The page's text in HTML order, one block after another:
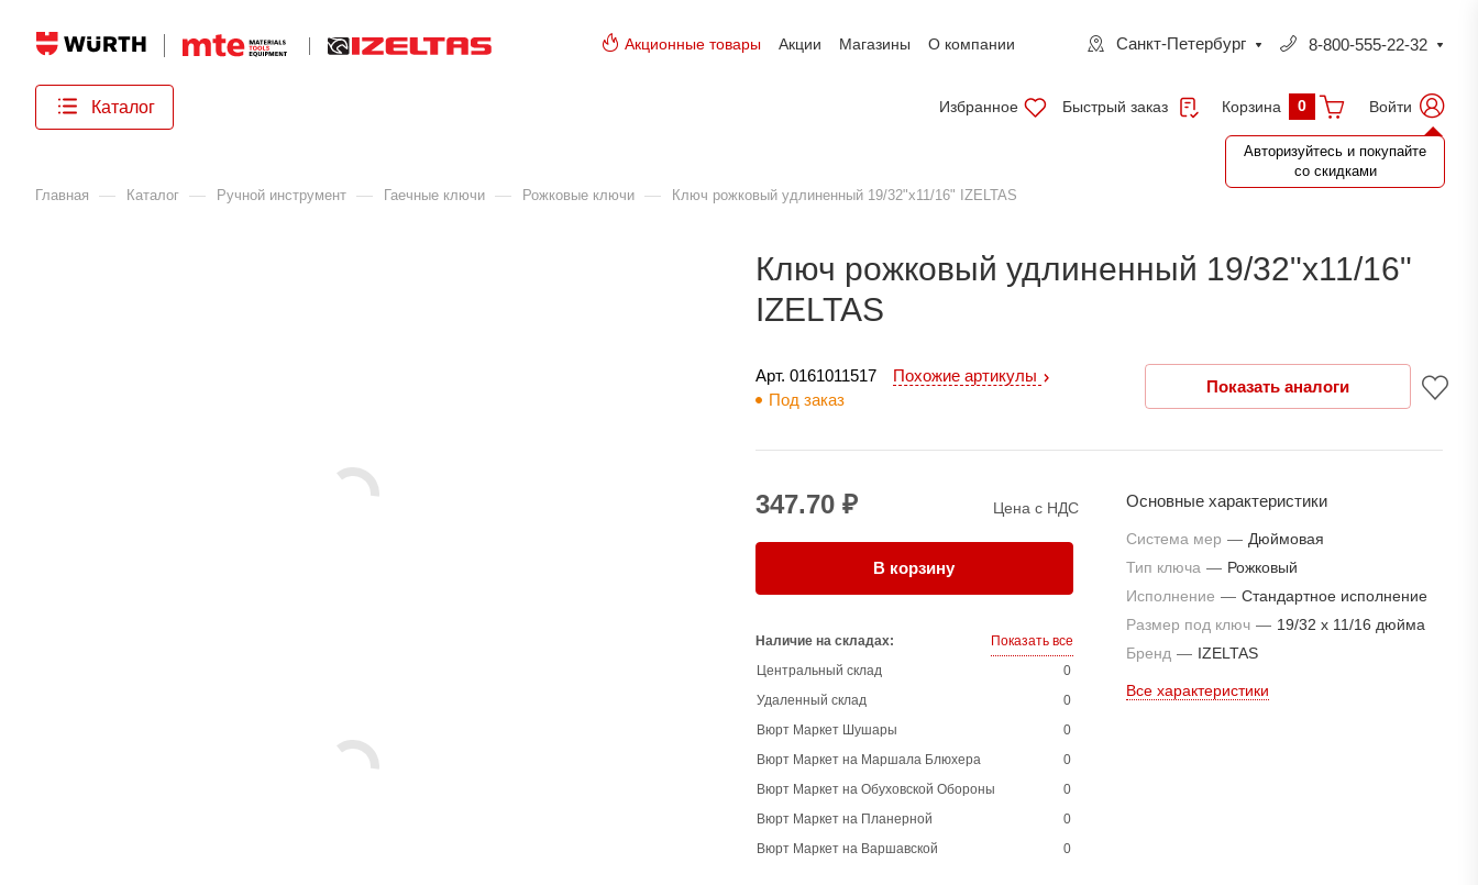
Акционные товары Акции Магазины О компании Санкт-Петербург 8-800-555-22-32
Каталог Избранное Быстрый заказ Корзина 0 Войти
Авторизуйтесь и покупайте
со скидками
Главная
— Каталог — Ручной инструмент — Гаечные ключи — Рожковые ключи — Ключ рожковый удлиненный 19/32"х11/16" IZELTAS
Ключ рожковый удлиненный 19/32"х11/16"
IZELTAS
Арт. 0161011517
Похожие артикулы
Под заказ
Показать аналоги
347.70 ₽ Цена с НДС
В корзину
Наличие на складах:
Показать все
Центральный склад
0
Удаленный склад
0
Вюрт Маркет Шушары
0
Вюрт Маркет на Маршала Блюхера
0
Вюрт Маркет на Обуховской Обороны
0
Вюрт Маркет на Планерной
0
Вюрт Маркет на Варшавской
0
Основные характеристики
Система мер — Дюймовая
Тип ключа — Рожковый
Исполнение — Стандартное исполнение
Размер под ключ — 19/32 x 11/16 дюйма
Бренд — IZELTAS
Все характеристики